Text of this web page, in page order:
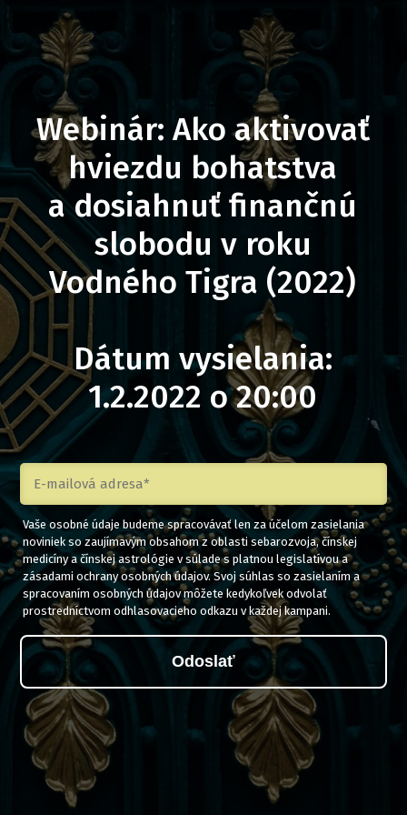
Webinár: Ako aktivovať
hviezdu bohatstva
a dosiahnuť finančnú
slobodu v roku
Vodného Tigra (2022)
Dátum vysielania:
1.2.2022 o 20:00
Vaše osobné údaje budeme spracovávať len za účelom zasielania
noviniek so zaujímavým obsahom z oblasti sebarozvoja, čínskej
medicíny a čínskej astrológie v súlade s platnou legislatívou a
zásadami ochrany osobných údajov. Svoj súhlas so zasielaním a
spracovaním osobných údajov môžete kedykoľvek odvolať
prostredníctvom odhlasovacieho odkazu v každej kampani.
Odoslať